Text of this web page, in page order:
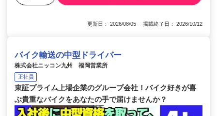
更新日： 2026/08/05 掲載終了日： 2026/10/12
バイク輸送の中型ドライバー
株式会社ニッコン九州 福岡営業所
正社員
東証プライム上場企業のグループ会社！バイク好きが喜
ぶ貴重なバイクをあなたの手で届けませんか？